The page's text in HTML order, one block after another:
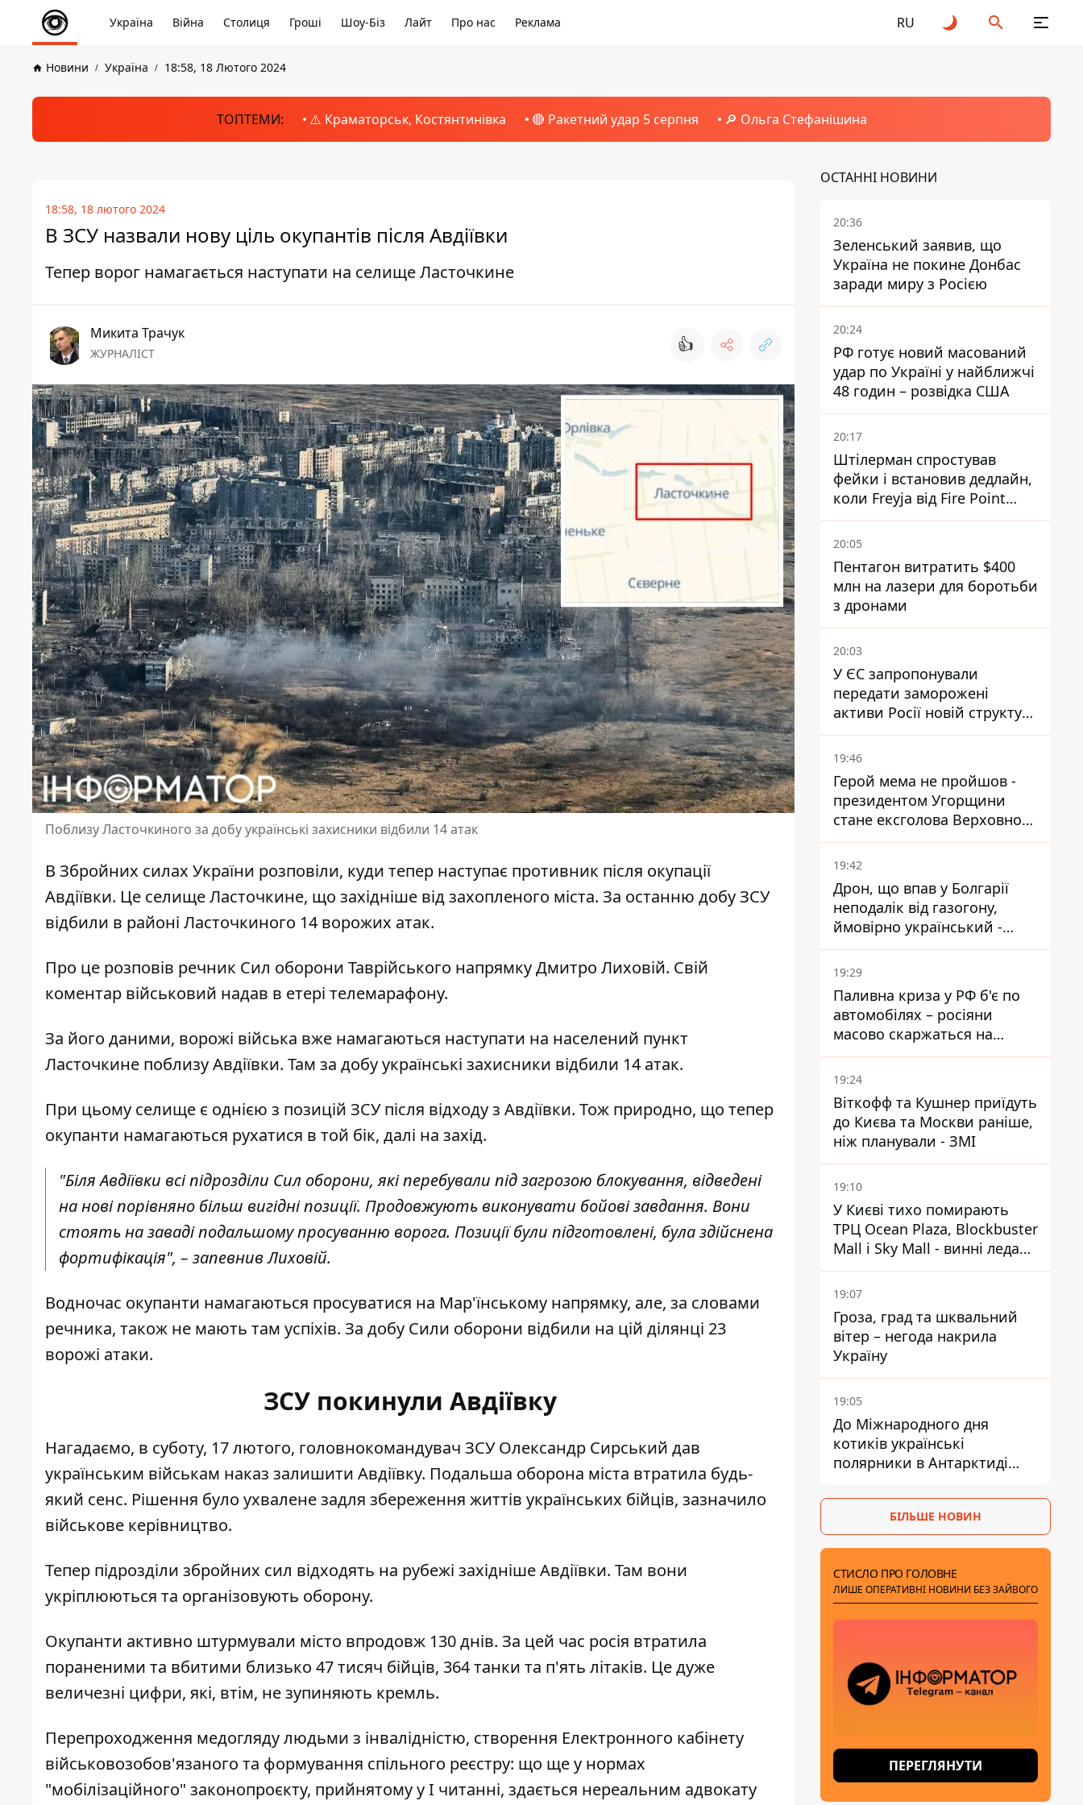
Україна Війна Столиця Гроші Шоу-Біз Лайт Про нас Реклама RU
Новини Україна 18:58, 18 Лютого 2024
ТОПТЕМИ: ⚠️ Краматорськ, Костянтинівка 🔴 Ракетний удар 5 серпня 🔎 Ольга Стефанішина
18:58, 18 лютого 2024
В ЗСУ назвали нову ціль окупантів після Авдіївки
Тепер ворог намагається наступати на селище Ласточкине
Микита Трачук
ЖУРНАЛІСТ 👍
Поблизу Ласточкиного за добу українські захисники відбили 14 атак
В Збройних силах України розповіли, куди тепер наступає противник після окупації
Авдіївки. Це селище Ласточкине, що західніше від захопленого міста. За останню добу ЗСУ
відбили в районі Ласточкиного 14 ворожих атак.
Про це розповів речник Сил оборони Таврійського напрямку Дмитро Лиховій. Свій
коментар військовий надав в етері телемарафону.
За його даними, ворожі війська вже намагаються наступати на населений пункт
Ласточкине поблизу Авдіївки. Там за добу українські захисники відбили 14 атак.
При цьому селище є однією з позицій ЗСУ після відходу з Авдіївки. Тож природно, що тепер
окупанти намагаються рухатися в той бік, далі на захід.
"Біля Авдіївки всі підрозділи Сил оборони, які перебували під загрозою блокування, відведені
на нові порівняно більш вигідні позиції. Продовжують виконувати бойові завдання. Вони
стоять на заваді подальшому просуванню ворога. Позиції були підготовлені, була здійснена
фортифікація", – запевнив Лиховій.
Водночас окупанти намагаються просуватися на Мар'їнському напрямку, але, за словами
речника, також не мають там успіхів. За добу Сили оборони відбили на цій ділянці 23
ворожі атаки.
ЗСУ покинули Авдіївку
Нагадаємо, в суботу, 17 лютого, головнокомандувач ЗСУ Олександр Сирський дав
українським військам наказ залишити Авдіївку. Подальша оборона міста втратила будь-
який сенс. Рішення було ухвалене задля збереження життів українських бійців, зазначило
військове керівництво.
Тепер підрозділи збройних сил відходять на рубежі західніше Авдіївки. Там вони
укріплюються та організовують оборону.
Окупанти активно штурмували місто впродовж 130 днів. За цей час росія втратила
пораненими та вбитими близько 47 тисяч бійців, 364 танки та п'ять літаків. Це дуже
величезні цифри, які, втім, не зупиняють кремль.
Перепроходження медогляду людьми з інвалідністю, створення Електронного кабінету
військовозобов'язаного та формування спільного реєстру: що ще у нормах
"мобілізаційного" законопроєкту, прийнятому у I читанні, здається нереальним адвокату
ОСТАННІ НОВИНИ
20:36
Зеленський заявив, що
Україна не покине Донбас
заради миру з Росією
20:24
РФ готує новий масований
удар по Україні у найближчі
48 годин – розвідка США
20:17
Штілерман спростував
фейки і встановив дедлайн,
коли Freyja від Fire Point
повноцінно запрацює проти
балістики
20:05
Пентагон витратить $400
млн на лазери для боротьби
з дронами
20:03
У ЄС запропонували
передати заморожені
активи Росії новій структурі
блоку
19:46
Герой мема не пройшов -
президентом Угорщини
стане ексголова Верховного
Суду, якого критикував
Орбан
19:42
Дрон, що впав у Болгарії
неподалік від газогону,
ймовірно український -
Міноборони країни
19:29
Паливна криза у РФ б'є по
автомобілях – росіяни
масово скаржаться на
поломки через неякісний
бензин
19:24
Віткофф та Кушнер приїдуть
до Києва та Москви раніше,
ніж планували - ЗМІ
19:10
У Києві тихо помирають
ТРЦ Ocean Plaza, Blockbuster
Mall і Sky Mall - винні ледачі
менеджери й канібалізм
19:07
Гроза, град та шквальний
вітер – негода накрила
Україну
19:05
До Міжнародного дня
котиків українські
полярники в Антарктиді
БІЛЬШЕ НОВИН
СТИСЛО ПРО ГОЛОВНЕ
ЛИШЕ ОПЕРАТИВНІ НОВИНИ БЕЗ ЗАЙВОГО
ПЕРЕГЛЯНУТИ